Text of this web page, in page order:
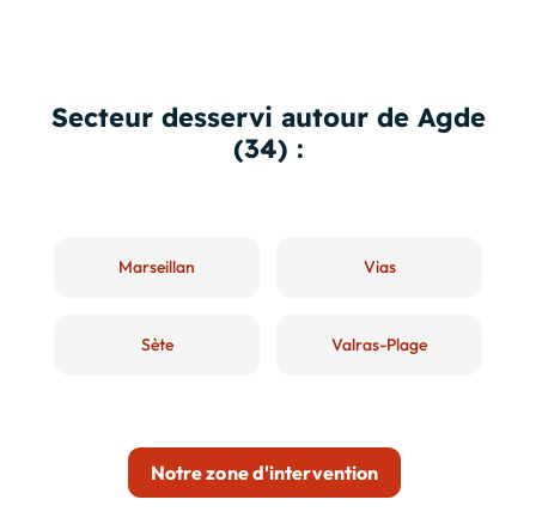
Secteur desservi autour de Agde
(34) :
Marseillan Vias
Sète Valras-Plage
Notre zone d'intervention